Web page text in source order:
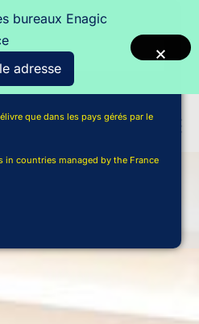
bureaux Enagic
adresse
que dans les pays gérés par le
in countries managed by the France